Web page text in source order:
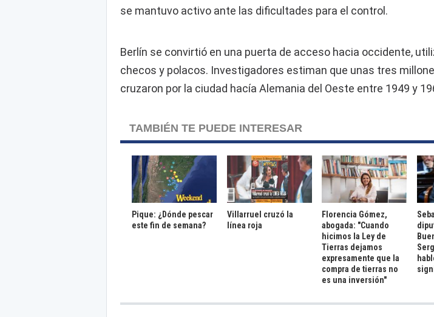
se mantuvo activo ante las dificultades para el control.
Berlín se convirtió en una puerta de acceso hacia occidente,
checos y polacos. Investigadores estiman que unas tres
cruzaron por la ciudad hacía Alemania del Oeste entre 1949 y
TAMBIÉN TE PUEDE INTERESAR
Pique: ¿Dónde pescar
este fin de semana?
Villarruel cruzó la
línea roja
Florencia Gómez,
abogada: "Cuando
hicimos la Ley de
Tierras dejamos
expresamente que la
compra de tierras no
es una inversión"